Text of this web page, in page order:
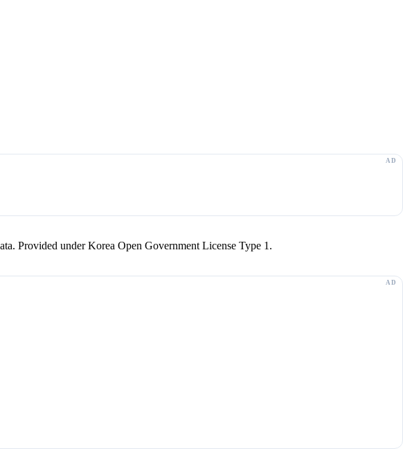
Provided under Korea Open Government License Type 1.